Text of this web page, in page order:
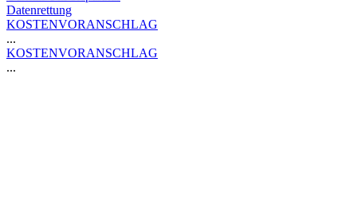
Datenrettung
KOSTENVORANSCHLAG
...
KOSTENVORANSCHLAG
...